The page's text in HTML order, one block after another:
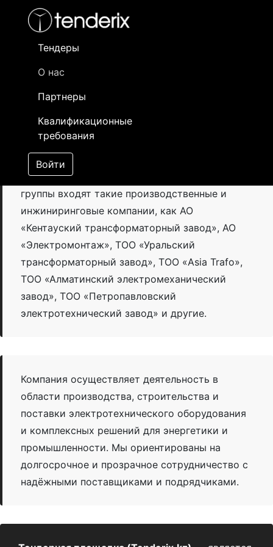
Тендеры
О нас
Партнеры
Квалификационные
требования
Войти
О нас
Alageum Electric— крупнейшая
электротехническая компания Казахстана,
объединяющая более 40 предприятий по всей
территории Республики Казахстан. В состав
группы входят такие производственные и
инжиниринговые компании, как АО
«Кентауский трансформаторный завод», АО
«Электромонтаж», ТОО «Уральский
трансформаторный завод», ТОО «Asia Trafo»,
ТОО «Алматинский электромеханический
завод», ТОО «Петропавловский
электротехнический завод» и другие.
Компания осуществляет деятельность в
области производства, строительства и
поставки электротехнического оборудования
и комплексных решений для энергетики и
промышленности. Мы ориентированы на
долгосрочное и прозрачное сотрудничество с
надёжными поставщиками и подрядчиками.